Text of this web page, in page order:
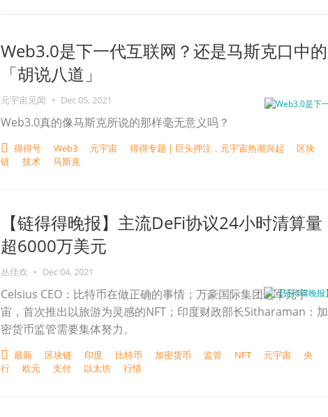
Web3.0是下一代互联网？还是马斯克口中的
「胡说八道」
元宇宙见闻 • Dec 05, 2021
Web3.0真的像马斯克所说的那样毫无意义吗？
得得号 Web3 元宇宙 得得专题 | 巨头押注，元宇宙热潮兴起
区块
链
技术 马斯克
【链得得晚报】主流DeFi协议24小时清算量
超6000万美元
丛佳欢 • Dec 04, 2021
Celsius CEO：比特币在做正确的事情；万豪国际集团进军元宇
宙，首次推出以旅游为灵感的NFT；印度财政部长Sitharaman：加
密货币监管需要集体努力。
最新 区块链 印度 比特币 加密货币 监管 NFT 元宇宙
央
行
欧元 支付 以太坊 行情